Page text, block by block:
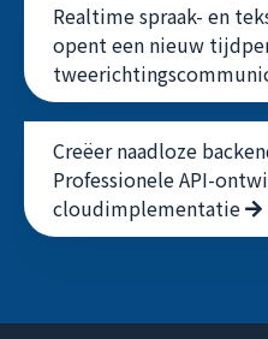
Realtime spraak- en
opent een nieuw
Creëer naadloze
Professionele API-
cloudimplementatie